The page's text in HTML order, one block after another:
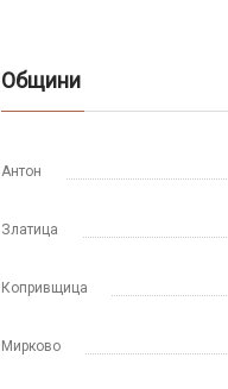
Общини
Антон
Златица
Копривщица
Мирково